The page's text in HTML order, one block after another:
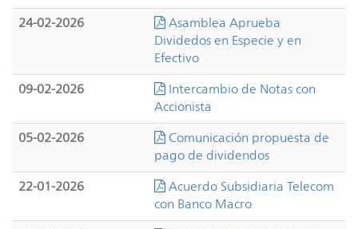
24-02-2026
Asamblea Aprueba
Dividedos en Especie y en
Efectivo
09-02-2026
Intercambio de Notas con
Accionista
05-02-2026
Comunicación propuesta de
pago de dividendos
22-01-2026
Acuerdo Subsidiaria Telecom
con Banco Macro